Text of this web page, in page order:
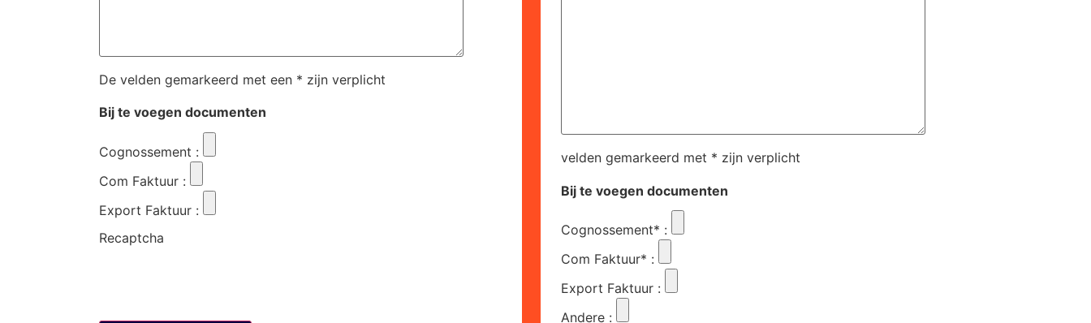
De velden gemarkeerd met een * zijn verplicht
Bij te voegen documenten
Cognossement :
Com Faktuur :
Export Faktuur :
Recaptcha
velden gemarkeerd met * zijn verplicht
Bij te voegen documenten
Cognossement* :
Com Faktuur* :
Export Faktuur:
Andere: